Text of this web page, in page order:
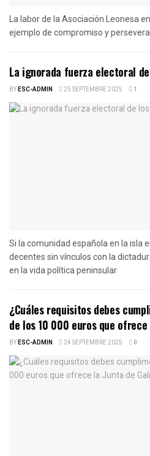
La labor de la Asociación Leonesa
ejemplo de compromiso y
La ignorada fuerza electoral
BYESC-ADMIN 25 SEPTEMBRE 2025 1
Si la comunidad española en la isla
decentes sin vínculos con la
en la vida política peninsular
¿Cuáles requisitos debes
de los 10 000 euros que
BYESC-ADMIN 24 SEPTEMBRE 2025 0